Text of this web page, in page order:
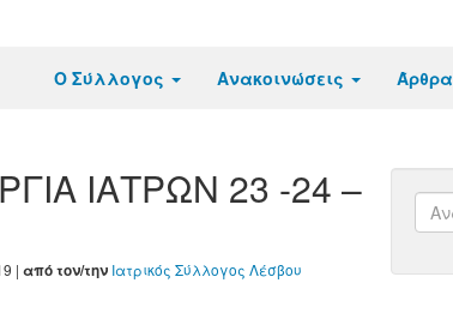
Ο Σύλλογος Ανακοινώσεις Άρθρα
ΙΑΤΡΩΝ 23 -24 –
| από τον/την Ιατρικός Σύλλογος Λέσβου